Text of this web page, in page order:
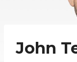
John